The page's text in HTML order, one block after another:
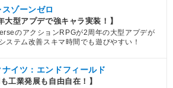
ゾーンゼロ
大型アプデで強キャラ実装！】
のアクションRPGが2周年の大型アプデが
ステム改善スキマ時間でも遊びやすい！
ナイツ：エンドフィールド
も工業発展も自由自在！】